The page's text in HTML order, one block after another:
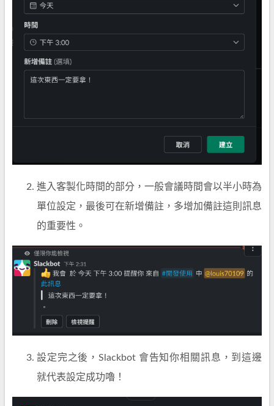
進入客製化時間的部分，一般會議時間會以半小時為
單位設定，最後可在新增備註，多增加備註這則訊息
的重要性。
設定完之後，Slackbot 會告知你相關訊息，到這邊
就代表設定成功嚕！